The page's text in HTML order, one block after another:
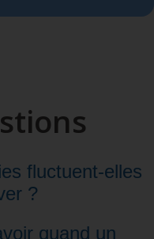
fluctuent-elles
?
quand un